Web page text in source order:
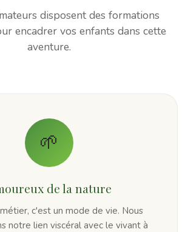
disposent des formations
encadrer vos enfants dans cette
aventure.
🌱
de la nature
c'est un mode de vie. Nous
notre lien viscéral avec le vivant à